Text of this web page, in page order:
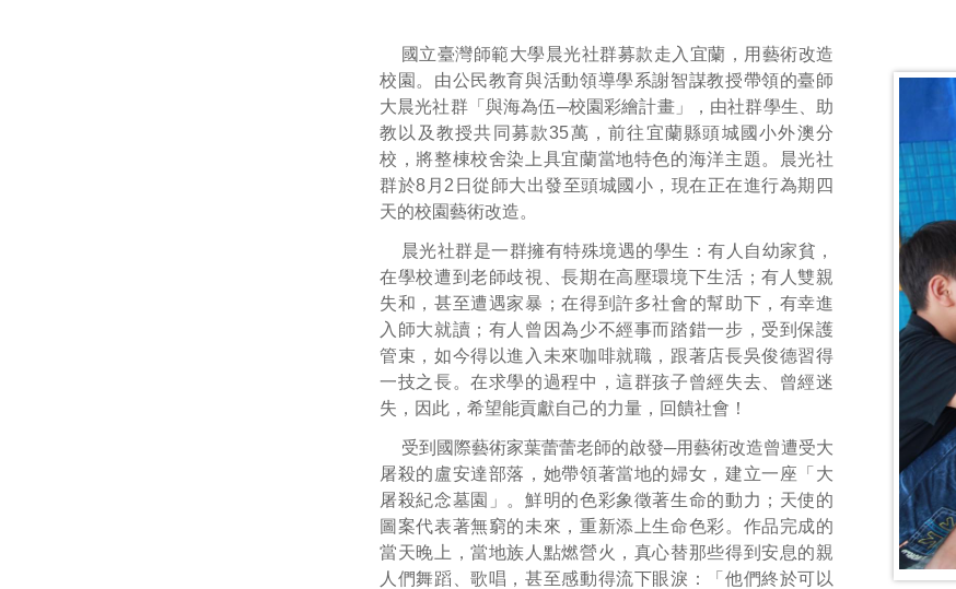
國立臺灣師範大學晨光社群募款走入宜蘭，用藝術改造
校園。由公民教育與活動領導學系謝智謀教授帶領的臺師
大晨光社群「與海為伍─校園彩繪計畫」，由社群學生、助
教以及教授共同募款35萬，前往宜蘭縣頭城國小外澳分
校，將整棟校舍染上具宜蘭當地特色的海洋主題。晨光社
群於8月2日從師大出發至頭城國小，現在正在進行為期四
天的校園藝術改造。
晨光社群是一群擁有特殊境遇的學生：有人自幼家貧，
在學校遭到老師歧視、長期在高壓環境下生活；有人雙親
失和，甚至遭遇家暴；在得到許多社會的幫助下，有幸進
入師大就讀；有人曾因為少不經事而踏錯一步，受到保護
管束，如今得以進入未來咖啡就職，跟著店長吳俊德習得
一技之長。在求學的過程中，這群孩子曾經失去、曾經迷
失，因此，希望能貢獻自己的力量，回饋社會！
受到國際藝術家葉蕾蕾老師的啟發─用藝術改造曾遭受大
屠殺的盧安達部落，她帶領著當地的婦女，建立一座「大
屠殺紀念墓園」。鮮明的色彩象徵著生命的動力；天使的
圖案代表著無窮的未來，重新添上生命色彩。作品完成的
當天晚上，當地族人點燃營火，真心替那些得到安息的親
人們舞蹈、歌唱，甚至感動得流下眼淚：「他們終於可以